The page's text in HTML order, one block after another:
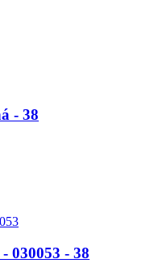
- 38
030053 - 38